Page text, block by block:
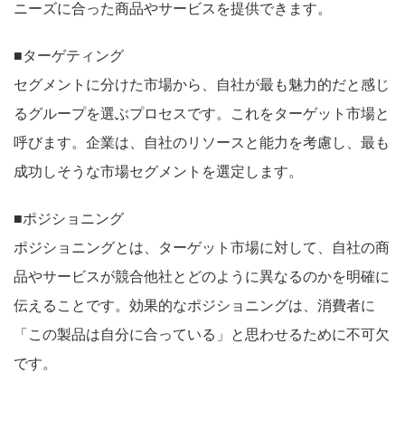
ニーズに合った商品やサービスを提供できます。
■ターゲティング
セグメントに分けた市場から、自社が最も魅力的だと感じ
るグループを選ぶプロセスです。これをターゲット市場と
呼びます。企業は、自社のリソースと能力を考慮し、最も
成功しそうな市場セグメントを選定します。
■ポジショニング
ポジショニングとは、ターゲット市場に対して、自社の商
品やサービスが競合他社とどのように異なるのかを明確に
伝えることです。効果的なポジショニングは、消費者に
「この製品は自分に合っている」と思わせるために不可欠
です。